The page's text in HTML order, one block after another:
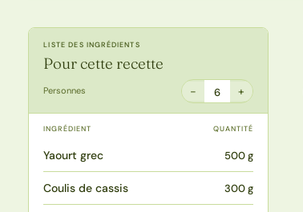
LISTE DES INGRÉDIENTS
Pour cette recette
Personnes − 6 +
INGRÉDIENT QUANTITÉ
Yaourt grec 500 g
Coulis de cassis 300 g